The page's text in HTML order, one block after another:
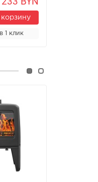
корзину
1 клик